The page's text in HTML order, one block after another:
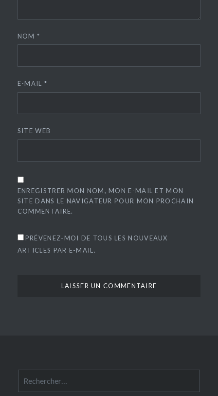
NOM*
E-MAIL *
SITE WEB
ENREGISTRER MON NOM, MON E-MAIL ET MON
SITE DANS LE NAVIGATEUR POUR MON PROCHAIN
COMMENTAIRE.
PRÉVENEZ-MOI DE TOUS LES NOUVEAUX
ARTICLES PAR E-MAIL.